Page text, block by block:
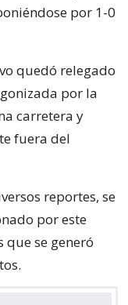
por 1-0
quedó relegado
por la
carretera y
fuera del
reportes, se
por este
que se generó